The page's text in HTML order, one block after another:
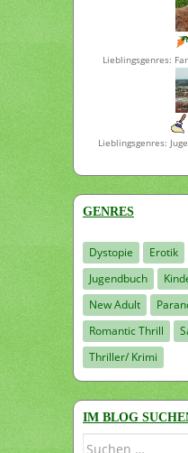
Lieblingsgenres:
Lieblingsgenres:
GENRES
Dystopie Erotik
Jugendbuch
New Adult
Romantic Thrill
Thriller/ Krimi
IM BLOG
Suchen